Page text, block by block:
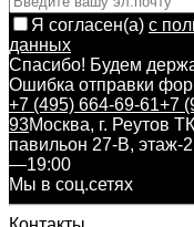
Я согласен(a) с
данных
Спасибо! Будем
Ошибка отправки
+7 (495) 664-69-61+7
93Москва, г. Реутов
павильон 27-В, этаж-
—19:00
Мы в соц.сетях